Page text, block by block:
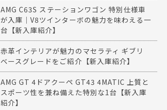
AMG C63S ステーションワゴン 特別仕様車
が入庫｜V8ツインターボの魅力を味わえる一
台【新入庫紹介】
赤革インテリアが魅力のマセラティ ギブリ
ベースグレードをご紹介【新入庫紹介】
AMG GT 4ドアクーペ GT43 4MATIC 上質と
スポーツ性を兼ね備えた特別な1台【新入庫
紹介】